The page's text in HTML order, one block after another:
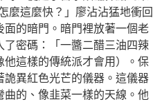
麼這麼快？」廖沾沾猛地衝回
的暗門。暗門裡放著一個老
密碼：「一醬二醋三油四辣
這樣的傳統派才會用）。保
異紅色光芒的儀器。這儀器
的、像韭菜一樣的天線。他